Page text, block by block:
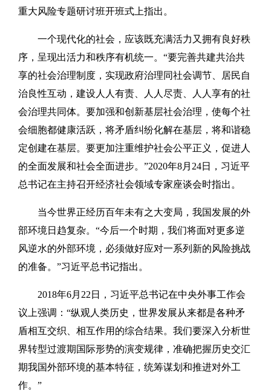
重大风险专题研讨班开班式上指出。
一个现代化的社会，应该既充满活力又拥有良好秩
序，呈现出活力和秩序有机统一。“要完善共建共治共
享的社会治理制度，实现政府治理同社会调节、居民自
治良性互动，建设人人有责、人人尽责、人人享有的社
会治理共同体。要加强和创新基层社会治理，使每个社
会细胞都健康活跃，将矛盾纠纷化解在基层，将和谐稳
定创建在基层。要更加注重维护社会公平正义，促进人
的全面发展和社会全面进步。”2020年8月24日，习近平
总书记在主持召开经济社会领域专家座谈会时指出。
当今世界正经历百年未有之大变局，我国发展的外
部环境日趋复杂。“今后一个时期，我们将面对更多逆
风逆水的外部环境，必须做好应对一系列新的风险挑战
的准备。”习近平总书记指出。
2018年6月22日，习近平总书记在中央外事工作会
议上强调：“纵观人类历史，世界发展从来都是各种矛
盾相互交织、相互作用的综合结果。我们要深入分析世
界转型过渡期国际形势的演变规律，准确把握历史交汇
期我国外部环境的基本特征，统筹谋划和推进对外工
作。”